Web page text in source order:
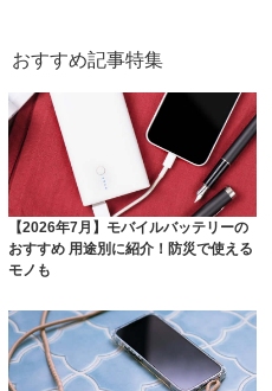
おすすめ記事特集
【2026年7月】モバイルバッテリーの
おすすめ 用途別に紹介！防災で使える
モノも